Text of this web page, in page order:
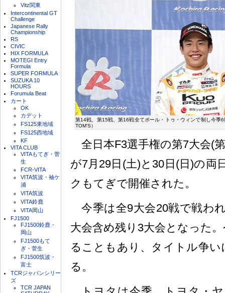
Vitz関東
Intercontinental GT
Challenge
Japanese Rally
Championship
RS
CIVIC
HIX FORMULA
MOTEGI Entry
Formula
SUPER FORMULA
SUZUKA 10
HOURS
Forumula Beat
カート
OK
カデット
FS125東地域
FS125西地域
KF
VITA CLUB
VITAもてぎ・菅
生
FCR-VITA
VITA筑波・袖ケ
浦
VITA筑波
VITA鈴鹿
VITA岡山
FJ1500
FJ1500鈴鹿・
岡山
FJ1500もて
ぎ・菅生
FJ1500筑波・
富士
TCRジャパンシリー
ズ
TCR JAPAN
第14戦、第15戦、第16戦全てポール・トゥ・ウィンで制し今季
TOM'S）
全日本F3選手権の第7大会(
が7月29日(土)と30日(日)の両
クもてぎで開催された。
今季は全9大会20戦で戦わ
大会含め残り3大会となった
ることもあり、タイトル争
る。